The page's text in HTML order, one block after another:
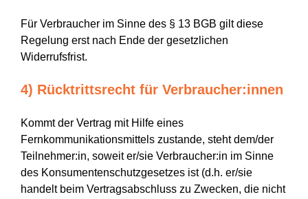
Für Verbraucher im Sinne des § 13 BGB gilt diese
Regelung erst nach Ende der gesetzlichen
Widerrufsfrist.
4) Rücktrittsrecht für Verbraucher:innen
Kommt der Vertrag mit Hilfe eines
Fernkommunikationsmittels zustande, steht dem/der
Teilnehmer:in, soweit er/sie Verbraucher:in im Sinne
des Konsumentenschutzgesetzes ist (d.h. er/sie
handelt beim Vertragsabschluss zu Zwecken, die nicht